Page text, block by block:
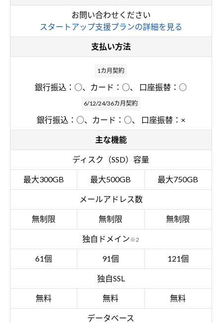
お問い合わせください
スタートアップ支援プランの詳細を見る
支払い方法
1カ月契約
銀行振込：○、カード：○、 口座振替：○
6/12/24/36カ月契約
銀行振込：○、カード：○、 口座振替：×
主な機能
ディスク（SSD）容量
最大300GB 最大500GB 最大750GB
メールアドレス数
無制限 無制限 無制限
独自ドメイン※2
61個 91個 121個
独自SSL
無料 無料 無料
データベース